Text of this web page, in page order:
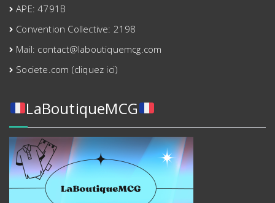
APE: 4791B
Convention Collective: 2198
Mail: contact@laboutiquemcg.com
Societe.com (cliquez ici)
LaBoutiqueMCG